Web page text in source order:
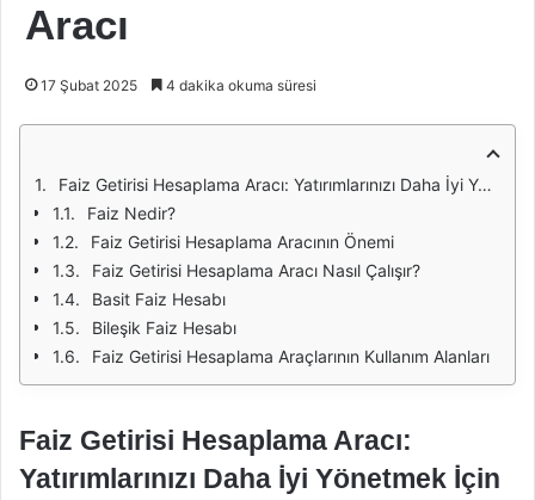
Aracı
17 Şubat 2025 4 dakika okuma süresi
Faiz Getirisi Hesaplama Aracı: Yatırımlarınızı Daha İyi Yönetmek İçin Bir Rehber
Faiz Nedir?
Faiz Getirisi Hesaplama Aracının Önemi
Faiz Getirisi Hesaplama Aracı Nasıl Çalışır?
Basit Faiz Hesabı
Bileşik Faiz Hesabı
Faiz Getirisi Hesaplama Araçlarının Kullanım Alanları
Faiz Getirisi Hesaplama Aracı:
Yatırımlarınızı Daha İyi Yönetmek İçin